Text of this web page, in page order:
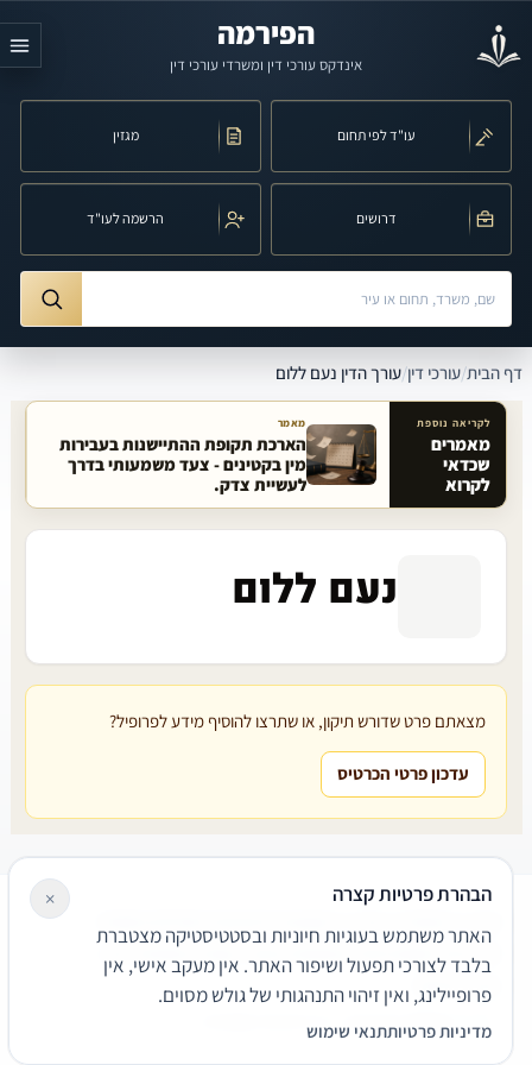
הפירמה
אינדקס עורכי דין ומשרדי עורכי דין
עו"ד לפי תחום מגזין
דרושים הרשמה לעו"ד
חיפוש לפי שם, משרד, תחום משפט או עיר
דף הבית/עורכי דין/עורך הדין נעם ללום
מאמרים קשורים באתר
לקריאה נוספת
מאמרים
שכדאי
לקרוא
מאמר
הארכת תקופת ההתיישנות בעבירות
מין בקטינים - צעד משמעותי בדרך
לעשיית צדק.
נעם ללום
מצאתם פרט שדורש תיקון, או שתרצו להוסיף מידע לפרופיל?
עדכון פרטי הכרטיס
שירותים משפטיים
דרושים צור קשר נגישותפרטיות
תנאי שימוש
© 2026 הפירמה. כל הזכויות שמורות.
הבהרת פרטיות קצרה
האתר משתמש בעוגיות חיוניות ובסטטיסטיקה מצטברת
בלבד לצורכי תפעול ושיפור האתר. אין מעקב אישי, אין
פרופיילינג, ואין זיהוי התנהגותי של גולש מסוים.
מדיניות פרטיותתנאי שימוש
×